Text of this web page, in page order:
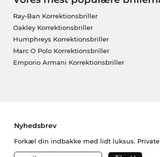
Ray-Ban Korrektionsbriller
Oakley Korrektionsbriller
Humphreys Korrektionsbriller
Marc O Polo Korrektionsbriller
Emporio Armani Korrektionsbriller
Nyhedsbrev
Forkæl din indbakke med lidt luksus.